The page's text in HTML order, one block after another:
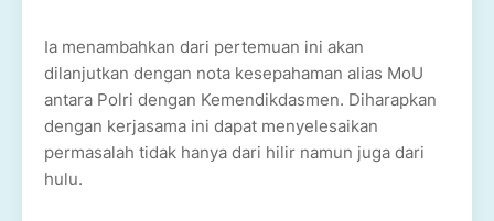
Ia menambahkan dari pertemuan ini akan
dilanjutkan dengan nota kesepahaman alias MoU
antara Polri dengan Kemendikdasmen. Diharapkan
dengan kerjasama ini dapat menyelesaikan
permasalah tidak hanya dari hilir namun juga dari
hulu.